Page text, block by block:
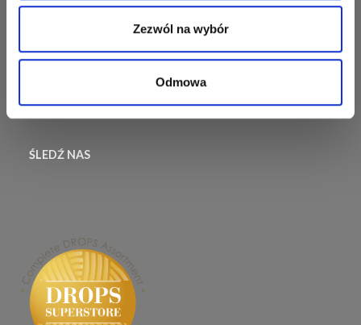
Zezwól na wybór
Odmowa
zwrotów
ŚLEDŹ NAS